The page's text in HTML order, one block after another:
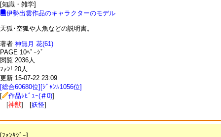
[知識・雑学]
伊勢出雲作品のキャラクターのモデル
天狐･空狐や人魚などの説明書。
著者 神無月 花(61)
PAGE 10ﾍﾟｰｼﾞ
閲覧 2036人
ﾌｧﾝ! 20人
更新 15-07-22 23:09
[総合60680位][ｼﾞｬﾝﾙ1056位]
[
作品ﾚﾋﾞｭｰ(＃0)]
[神獣] [妖怪]
[ﾌｧﾝﾀｼﾞｰ]